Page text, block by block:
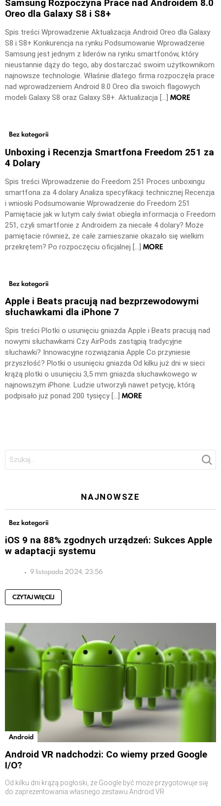
Samsung Rozpoczyna Prace nad Androidem 8.0
Oreo dla Galaxy S8 i S8+
Spis treści Wprowadzenie Aktualizacja Android Oreo dla Galaxy
S8 i S8+ Konkurencja na rynku Podsumowanie Wprowadzenie
Samsung jest jednym z liderów na rynku smartfonów, który
nieustannie dąży do tego, aby dostarczać swoim użytkownikom
najnowsze technologie. Właśnie dlatego firma rozpoczęła prace
nad wprowadzeniem Android 8.0 Oreo dla swoich flagowych
modeli Galaxy S8 oraz Galaxy S8+. Aktualizacja […] MORE
Bez kategorii
Unboxing i Recenzja Smartfona Freedom 251 za
4 Dolary
Spis treści Wprowadzenie do Freedom 251 Proces unboxingu
smartfona za 4 dolary Analiza specyfikacji technicznej Recenzja
i wnioski Podsumowanie Wprowadzenie do Freedom 251
Pamiętacie jak w lutym cały świat obiegła informacja o Freedom
251, czyli smartfonie z Androidem za niecałe 4 dolary? Może
pamiętacie również, że całe zamieszanie okazało się wielkim
przekrętem? Po rozpoczęciu oficjalnej […] MORE
Bez kategorii
Apple i Beats pracują nad bezprzewodowymi
słuchawkami dla iPhone 7
Spis treści Plotki o usunięciu gniazda Apple i Beats pracują nad
nowymi słuchawkami Czy AirPods zastąpią tradycyjne
słuchawki? Innowacyjne rozwiązania Apple Co przyniesie
przyszłość? Plotki o usunięciu gniazda Od kilku już dni w sieci
krążą plotki o usunięciu 3,5 mm gniazda słuchawkowego w
najnowszym iPhone. Ludzie utworzyli nawet petycję, którą
podpisało już ponad 200 tysięcy […] MORE
Szukaj:
NAJNOWSZE
Bez kategorii
iOS 9 na 88% zgodnych urządzeń: Sukces Apple
w adaptacji systemu
9 listopada 2024, 23:56
CZYTAJ WIĘCEJ
Android
Android VR nadchodzi: Co wiemy przed Google
I/O?
Od kilku dni krążą pogłoski, że Google być może przygotowuje się
do zaprezentowania własnego zestawu Android VR